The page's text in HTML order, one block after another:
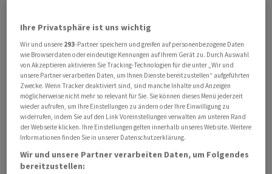
Macron sagte Selenskyj am Mittwoch die Lieferung des
Panzers AMX-10 RC zu. Der Radpanzer mit grosser
Kanone wird vor allem zur Aufklärung eingesetzt. Wie
viele Panzer Frankreich der Ukraine bis wann übergeben
will, war zunächst noch unklar. Aus dem Élyséepalast
hiess es, dies seien die ersten Kampfpanzer westlicher
Bauart, die an die ukrainischen Streitkräfte geliefert
würden.
Ihre Privatsphäre ist uns wichtig
Wir und unsere 293-Partner speichern und greifen auf personenbezogene Daten
wie Browserdaten oder eindeutige Kennungen auf Ihrem Gerät zu. Durch Auswahl
von Akzeptieren aktivieren Sie Tracking-Technologien für die unter „Wir und
unsere Partner verarbeiten Daten, um Ihnen Dienste bereitzustellen“ aufgeführten
Zwecke. Wenn Tracker deaktiviert sind, sind manche Inhalte und Anzeigen
möglicherweise nicht mehr so relevant für Sie. Sie können dieses Menü jederzeit
wieder aufrufen, um Ihre Einstellungen zu ändern oder Ihre Einwilligung zu
widerrufen, indem Sie auf den Link Voreinstellungen verwalten am unteren Rand
der Webseite klicken. Ihre Einstellungen gelten innerhalb unseres Website. Weitere
Informationen finden Sie in unserer Datenschutzerklärung.
Wir und unsere Partner verarbeiten Daten, um Folgendes
bereitzustellen: